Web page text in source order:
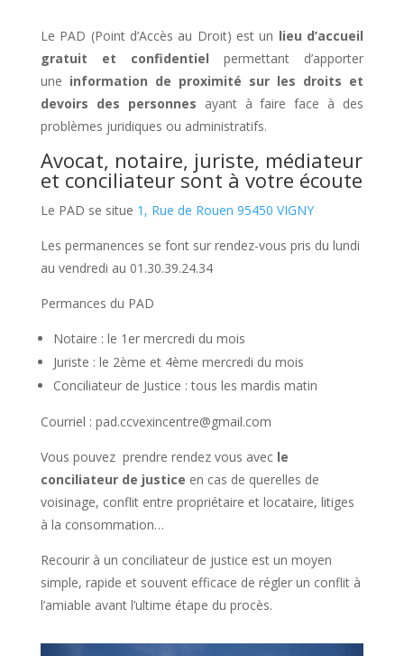
Le PAD (Point d’Accès au Droit) est un lieu d’accueil
gratuit et confidentiel
permettant d’apporter
une information de proximité sur les droits et
devoirs des personnes ayant à faire face à des
problèmes juridiques ou administratifs.
Avocat, notaire, juriste, médiateur
et conciliateur sont à votre écoute
Le PAD se situe 1, Rue de Rouen 95450 VIGNY
Les permanences se font sur rendez-vous pris du lundi
au vendredi au 01.30.39.24.34
Permances du PAD
Notaire : le 1er mercredi du mois
Juriste : le 2ème et 4ème mercredi du mois
Conciliateur de Justice : tous les mardis matin
Courriel : pad.ccvexincentre@gmail.com
Vous pouvez prendre rendez vous avec le
conciliateur de justice en cas de querelles de
voisinage, conflit entre propriétaire et locataire, litiges
à la consommation…
Recourir à un conciliateur de justice est un moyen
simple, rapide et souvent efficace de régler un conflit à
l’amiable avant l’ultime étape du procès.